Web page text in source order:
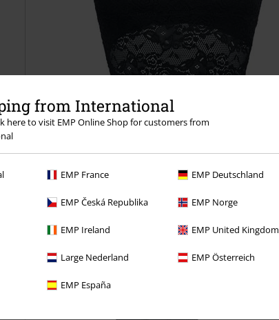
from International
here to visit EMP Online Shop for customers from
EMP France EMP Deutschland
EMP Česká Republika EMP Norge
EMP Ireland EMP United Kingdom
Large Nederland EMP Österreich
EMP España
56% RABAT
Exclusive